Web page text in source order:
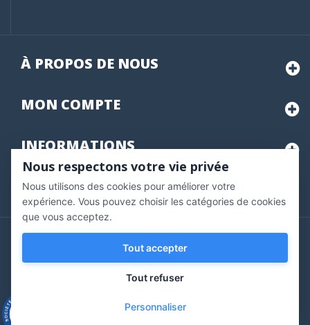
À PROPOS DE NOUS
MON COMPTE
INFORMATIONS
Marchand approuvé par la Société des Avis Garantis,
pour vérifier .
Copyright © 2020 Vernazobres Grego - tous droits
réservés.
Nous respectons votre vie privée
Nous utilisons des cookies pour améliorer votre
expérience. Vous pouvez choisir les catégories de cookies
que vous acceptez.
Tout accepter
Tout refuser
Personnaliser